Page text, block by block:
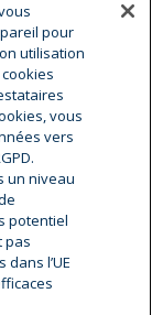
fourniture
technologie.
auprès des plus
de gaz, nous
disposons d’un
centre
de 1 000
Hésingue
pour
utilisation
vous
vers
un niveau
potentiel
pas
l’UE